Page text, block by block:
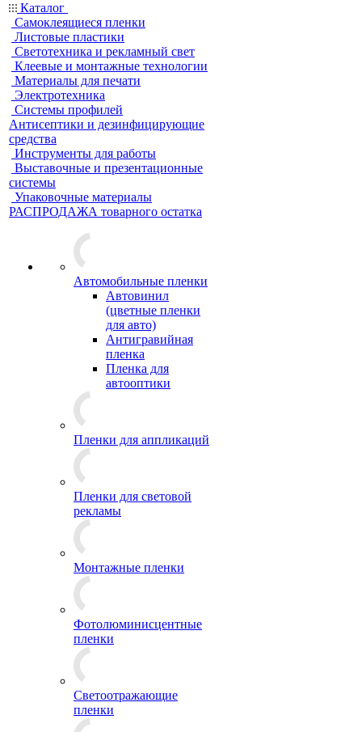
Каталог
Самоклеящиеся пленки
Листовые пластики
Светотехника и рекламный свет
Клеевые и монтажные технологии
Материалы для печати
Электротехника
Системы профилей
Антисептики и дезинфицирующие
средства
Инструменты для работы
Выставочные и презентационные
системы
Упаковочные материалы
РАСПРОДАЖА товарного остатка
Автомобильные пленки
Автовинил
(цветные пленки
для авто)
Антигравийная
пленка
Пленка для
автооптики
Пленки для аппликаций
Пленки для световой
рекламы
Монтажные пленки
Фотолюминисцентные
пленки
Светоотражающие
пленки